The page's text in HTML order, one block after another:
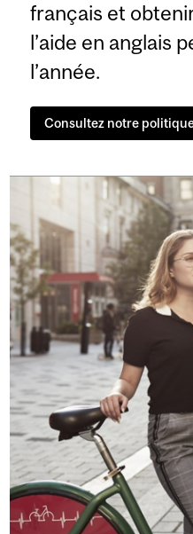
français et
l’aide en anglais
l’année.
Consultez notre